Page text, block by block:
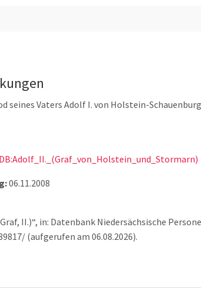
seines Vaters Adolf I. von Holstein-
06.11.2008
II.)“, in: Datenbank Niedersächsische
(aufgerufen am 06.08.2026).